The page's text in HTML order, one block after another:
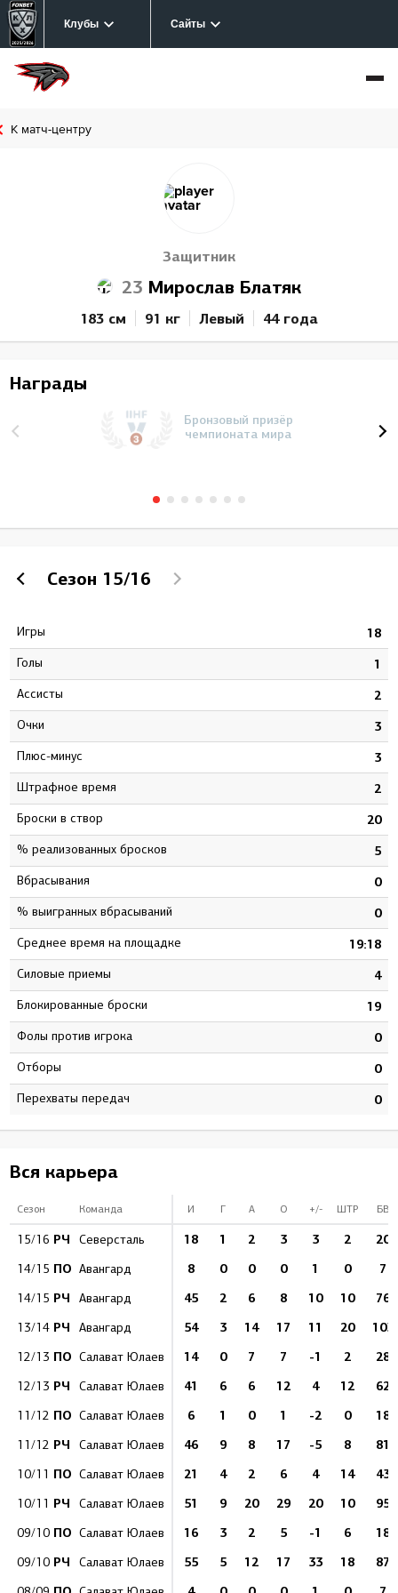
Клубы Сайты
К матч-центру
Защитник
23 Мирослав Блатяк
183 см 91 кг Левый 44 года
Награды
Бронзовый призёр
чемпионата мира
Сезон 15/16
Игры 18
Голы 1
Ассисты 2
Очки 3
Плюс-минус 3
штрафное время 2
Броски в створ 20
% реализованных бросков 5
Вбрасывания 0
% выигранных вбрасываний 0
Среднее время на площадке 19:18
Силовые приемы 4
Блокированные броски 19
Фолы против игрока 0
Отборы 0
Перехваты передач 0
Вся карьера
Сезон Команда И Г А О +/- ШТР БВ
15/16 РЧ Северсталь 18 1 2 3 3 2 20
14/15 ПО Авангард 8 0 0 0 1 0 7
14/15 РЧ Авангард 45 2 6 8 10 10 76
13/14 РЧ Авангард 54 3 14 17 11 20 103
12/13 ПО Салават Юлаев 14 0 7 7 -1 2 28
12/13 РЧ Салават Юлаев 41 6 6 12 4 12 62
11/12 ПО Салават Юлаев 6 1 0 1 -2 0 18
11/12 РЧ Салават Юлаев 46 9 8 17 -5 8 81
10/11 ПО Салават Юлаев 21 4 2 6 4 14 43
10/11 РЧ Салават Юлаев 51 9 20 29 20 10 95
09/10 ПО Салават Юлаев 16 3 2 5 -1 6 18
09/10 РЧ Салават Юлаев 55 5 12 17 33 18 87